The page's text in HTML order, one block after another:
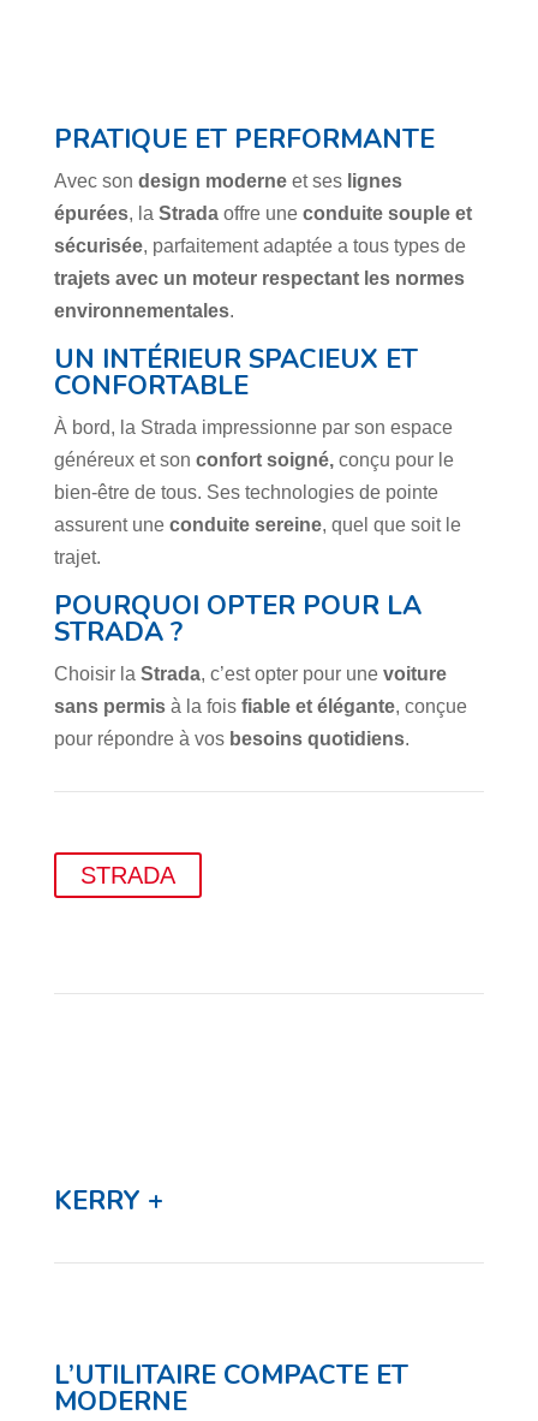
PRATIQUE ET PERFORMANTE
Avec son design moderneet ses lignes
épurées, la Stradaoffre une conduite souple et
sécurisée, parfaitement adaptée a tous types de
trajets avec un moteur respectant les normes
environnementales.
UN INTÉRIEUR SPACIEUX ET
CONFORTABLE
À bord, la Strada impressionne par son espace
généreux et son confort soigné,conçu pour le
bien-être de tous. Ses technologies de pointe
assurent une conduite sereine, quel que soit le
trajet.
POURQUOI OPTER POUR LA
STRADA ?
Choisir la Strada, c’est opter pour une voiture
sans permisà la fois fiable et élégante, conçue
pour répondre à vos besoins quotidiens.
STRADA
KERRY +
L’UTILITAIRE COMPACTE ET
MODERNE